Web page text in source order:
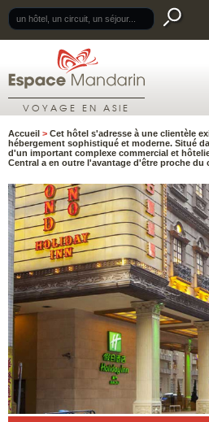
VOYAGE EN ASIE
Accueil > Cet hôtel s'adresse à une clientèle
hébergement sophistiqué et moderne. Situé
d'un important complexe commercial et
Central a en outre l'avantage d'être proche du